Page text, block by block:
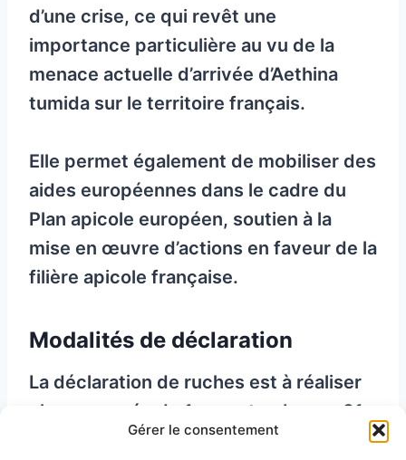
Gérer le consentement
d’une crise, ce qui revêt une
importance particulière au vu de la
menace actuelle d’arrivée d’Aethina
tumida sur le territoire français.
Elle permet également de mobiliser des
aides européennes dans le cadre du
Plan apicole européen, soutien à la
mise en œuvre d’actions en faveur de la
filière apicole française.
Modalités de déclaration
La déclaration de ruches est à réaliser
chaque année du 1er septembre au 31
décembre sur le siteMesDémarches